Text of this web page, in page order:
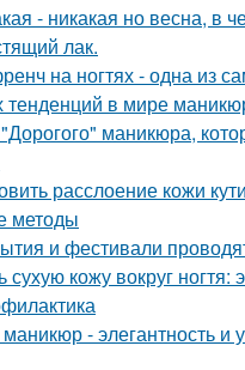
- никакая но весна, в
лак.
на ногтях - одна из
в мире
"Дорогого" маникюра,
расслоение кожи
методы
и фестивали
сухую кожу вокруг
- элегантность и